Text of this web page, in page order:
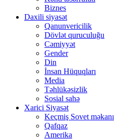
Biznes
Daxili siyasət
Qanunvericilik
Dövlət quruculuğu
Cəmiyyət
Gender
Din
İnsan Hüquqları
Media
Təhlükəsizlik
Sosial sahə
Xarici Siyasət
Keçmiş Sovet məkanı
Qafqaz
Amerika